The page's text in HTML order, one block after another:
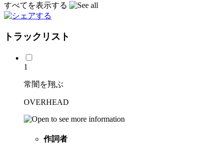
すべてを表示する
トラックリスト
1
常闇を翔ぶ
OVERHEAD
作詞者